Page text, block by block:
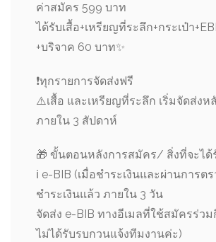
ค่าสมัคร 599 บาท
ได้รับเสื้อ+เหรียญที่ระลึก+กระเป๋า
+บริจาค 60 บาท✨
❗️ทุกรายการจัดส่งฟรี
⚠️เสื้อ และเหรียญที่ระลึก เริ่มจัดส่งห
ภายใน 3 สัปดาห์
🎁 ขั้นตอนหลังการสมัคร/ สิ่งที่จะได้
ℹ e-BIB (เมื่อชำระเงินและผ่านการต
ชำระเงินแล้ว ภายใน 3 วัน
จัดส่ง e-BIB ทางอีเมลที่ใช้สมัครร่ว
ไม่ได้รับรบกวนแจ้งทีมงานค่ะ)